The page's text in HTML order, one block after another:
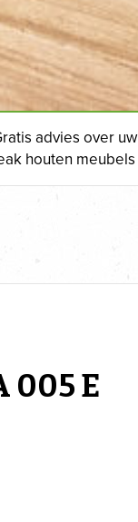
advies over uw
houten meubels
005 E